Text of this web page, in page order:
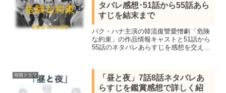
タバレ感想･51話から55話あら
すじを結末まで
パク・ハナ主演の韓流復讐愛憎劇「危険
な約束」の作品情報キャストと51話から
55話のネタバレあらすじを感想を交え結
払わせるべく復讐を誓い7年後にスタイリ
ストして接近する。
韓国ドラマ
「昼と夜」7話8話ネタバレあ
らすじを鑑賞感想で詳しく紹